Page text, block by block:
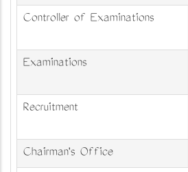
Controller of Examinations
Examinations
Recruitment
Chairman's Office